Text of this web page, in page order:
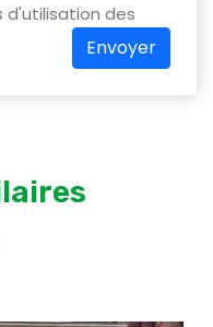
des
Envoyer